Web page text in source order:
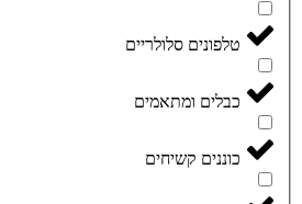
טלפונים סלולריים
כבלים ומתאמים
כוננים קשיחים